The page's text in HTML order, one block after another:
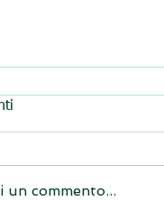
un commento...